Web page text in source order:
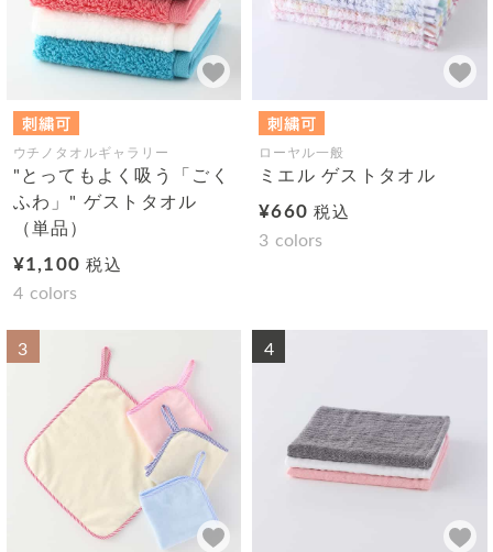
ウチノタオルギャラリー
"とってもよく吸う「ごく
ふわ」" ゲストタオル
（単品）
¥1,100税込
4 colors
ローヤル一般
ミエル ゲストタオル
¥660税込
3 colors
3 4